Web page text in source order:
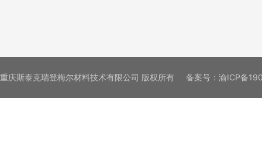
重庆斯泰克瑞登梅尔材料技术有限公司 版权所有 备案号： 渝ICP备